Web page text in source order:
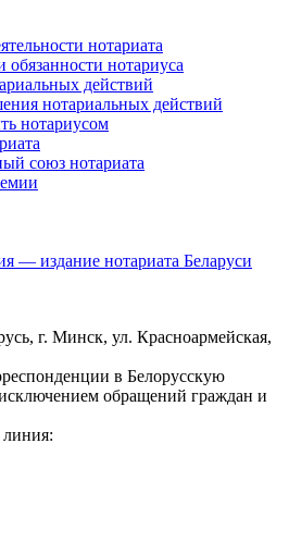
нотариата
нотариуса
действий
нотариальных действий
нотариусом
союз нотариата
— издание нотариата Беларуси
г. Минск, ул. Красноармейская,
в Белорусскую
обращений граждан и